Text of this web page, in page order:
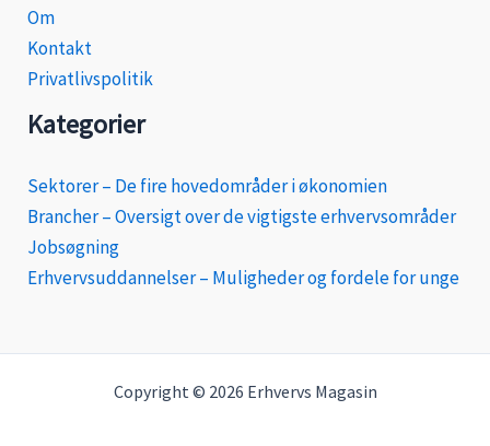
Om
Kontakt
Privatlivspolitik
Kategorier
Sektorer – De fire hovedområder i økonomien
Brancher – Oversigt over de vigtigste erhvervsområder
Jobsøgning
Erhvervsuddannelser – Muligheder og fordele for unge
Copyright © 2026 Erhvervs Magasin